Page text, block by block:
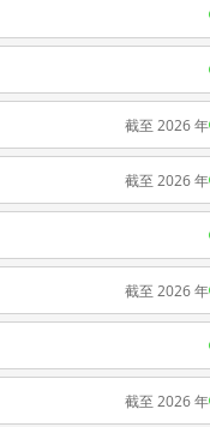
截至 2026 年
截至 2026 年
截至 2026 年
截至 2026 年